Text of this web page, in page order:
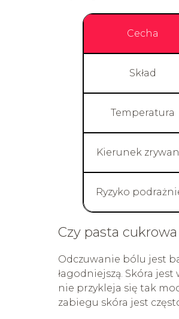
Cecha
Skład
Temperatura
Kierunek
Ryzyko
Czy pasta
Odczuwanie bólu jest
łagodniejszą. Skóra
nie przykleja się tak
zabiegu skóra jest